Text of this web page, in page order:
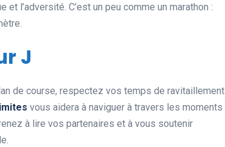
l’adversité. C’est un peu comme un marathon :
J
de course, respectez vos temps de ravitaillement
limites vous aidera à naviguer à travers les moments
à lire vos partenaires et à vous soutenir